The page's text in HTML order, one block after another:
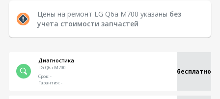
Цены на ремонт LG Q6a M700 указаны без
учета стоимости запчастей
Диагностика
LG Q6a M700 бесплатно
Срок:-
Гарантия:-